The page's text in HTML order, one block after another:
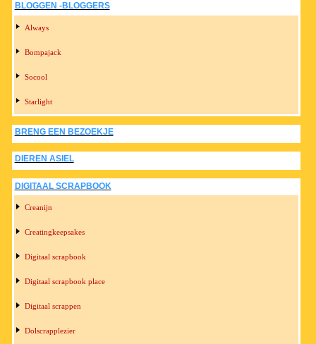
BLOGGEN -BLOGGERS
Always
Bompajack
Socool
Starlight
BRENG EEN BEZOEKJE
DIEREN ASIEL
DIGITAAL SCRAPBOOK
Creanijn
Creatingkeepsakes
Digitaal scrapbook
Digitaal scrapbook place
Digitaal scrappen
Dolscrapplezier